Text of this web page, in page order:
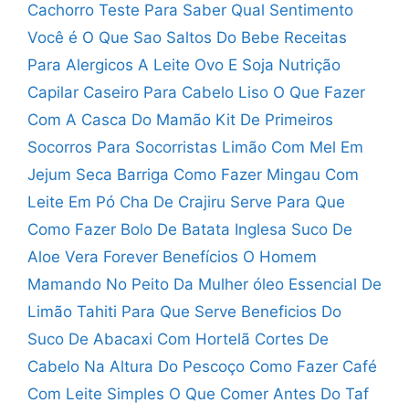
Cachorro Teste Para Saber Qual Sentimento
Você é O Que Sao Saltos Do Bebe Receitas
Para Alergicos A Leite Ovo E Soja Nutrição
Capilar Caseiro Para Cabelo Liso O Que Fazer
Com A Casca Do Mamão Kit De Primeiros
Socorros Para Socorristas Limão Com Mel Em
Jejum Seca Barriga Como Fazer Mingau Com
Leite Em Pó Cha De Crajiru Serve Para Que
Como Fazer Bolo De Batata Inglesa Suco De
Aloe Vera Forever Benefícios O Homem
Mamando No Peito Da Mulher óleo Essencial De
Limão Tahiti Para Que Serve Beneficios Do
Suco De Abacaxi Com Hortelã Cortes De
Cabelo Na Altura Do Pescoço Como Fazer Café
Com Leite Simples O Que Comer Antes Do Taf